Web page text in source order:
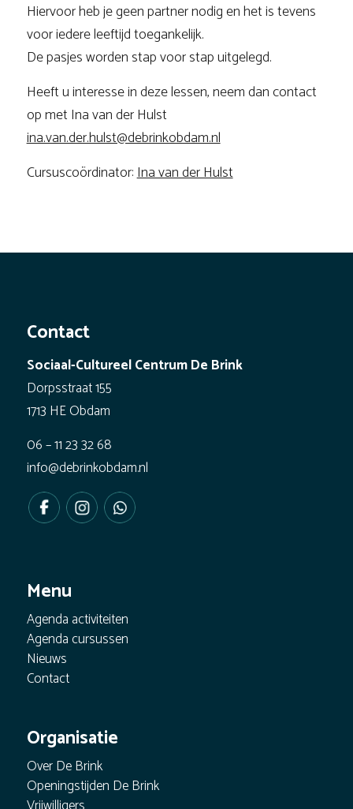
Hiervoor heb je geen partner nodig en het is tevens
voor iedere leeftijd toegankelijk.
De pasjes worden stap voor stap uitgelegd.
Heeft u interesse in deze lessen, neem dan contact
op met Ina van der Hulst
ina.van.der.hulst@debrinkobdam.nl
Cursuscoördinator:Ina van der Hulst
Contact
Sociaal-Cultureel Centrum De Brink
Dorpsstraat 155
1713 HE Obdam
06 – 11 23 32 68
info@debrinkobdam.nl
Menu
Agenda activiteiten
Agenda cursussen
Nieuws
Contact
Organisatie
Over De Brink
Openingstijden De Brink